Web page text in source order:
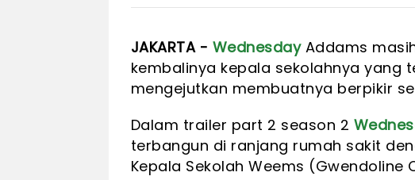
JAKARTA - WednesdayAddams
kembalinya kepala sekolahnya yang
mengejutkan membuatnya berpikir
Dalam trailer part 2 season 2
terbangun di ranjang rumah sakit
Kepala Sekolah Weems (Gwendoline